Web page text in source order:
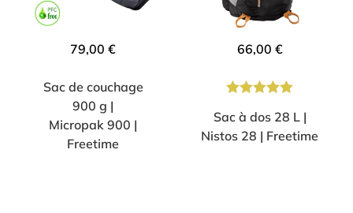
79,00€
Sac de couchage
900 g |
Micropak 900 |
Freetime
66,00 €
sur 5
Sac à dos 28 L |
Nistos 28 | Freetime